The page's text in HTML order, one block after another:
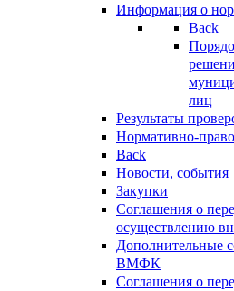
Информация о
Back
лиц
Результаты
Нормативно-
Back
Новости, события
Закупки
Соглашения о
осуществлению
Дополнительные
ВМФК
Соглашения о